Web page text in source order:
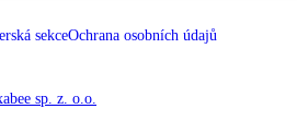
sekceOchrana osobních údajů
sp. z. o.o.